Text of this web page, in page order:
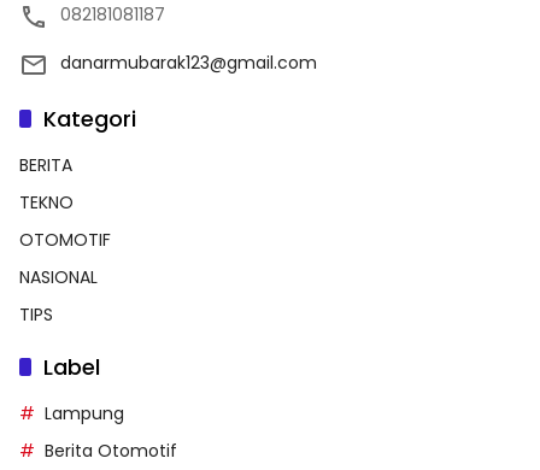
082181081187
danarmubarak123@gmail.com
Kategori
BERITA
TEKNO
OTOMOTIF
NASIONAL
TIPS
Label
Lampung
Berita Otomotif